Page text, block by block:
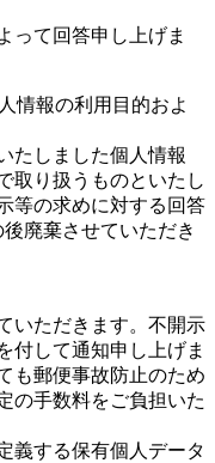
って回答申し上げま
情報の利用目的およ
たしました個人情報
取り扱うものといたし
等の求めに対する回答
廃棄させていただき
いただきます。不開示
付して通知申し上げま
も郵便事故防止のため
の手数料をご負担いた
義する保有個人データ